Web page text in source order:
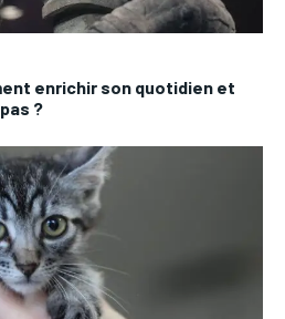
enrichir son quotidien et
?